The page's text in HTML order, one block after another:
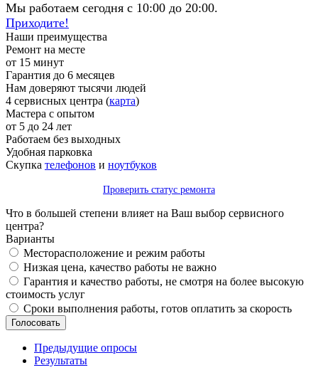
Мы работаем сегодня с 10:00 до 20:00.
Приходите!
Наши преимущества
Ремонт на месте
от 15 минут
Гарантия до 6 месяцев
Нам доверяют тысячи людей
4 сервисных центра (карта)
Мастера с опытом
от 5 до 24 лет
Работаем без выходных
Удобная парковка
Скупка телефонов и ноутбуков
Проверить статус ремонта
Что в большей степени влияет на Ваш выбор сервисного
центра?
Варианты
Месторасположение и режим работы
Низкая цена, качество работы не важно
Гарантия и качество работы, не смотря на более высокую
стоимость услуг
Сроки выполнения работы, готов оплатить за скорость
Предыдущие опросы
Результаты